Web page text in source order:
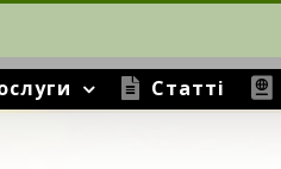
Статті